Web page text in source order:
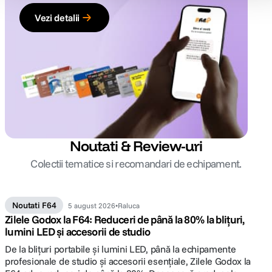
Vezi detalii
Noutati & Review-uri
Colectii tematice si recomandari de echipament.
Noutati F64 5 august 2026 Raluca
Zilele Godox la F64: Reduceri de până la 80% la blițuri,
lumini LED și accesorii de studio
De la blițuri portabile și lumini LED, până la echipamente
profesionale de studio și accesorii esențiale, Zilele Godox la